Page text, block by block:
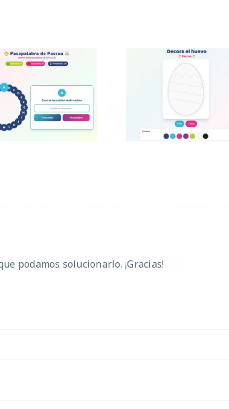
de
Pascua
Decora el huevo de
Pascua
podamos solucionarlo. ¡Gracias!